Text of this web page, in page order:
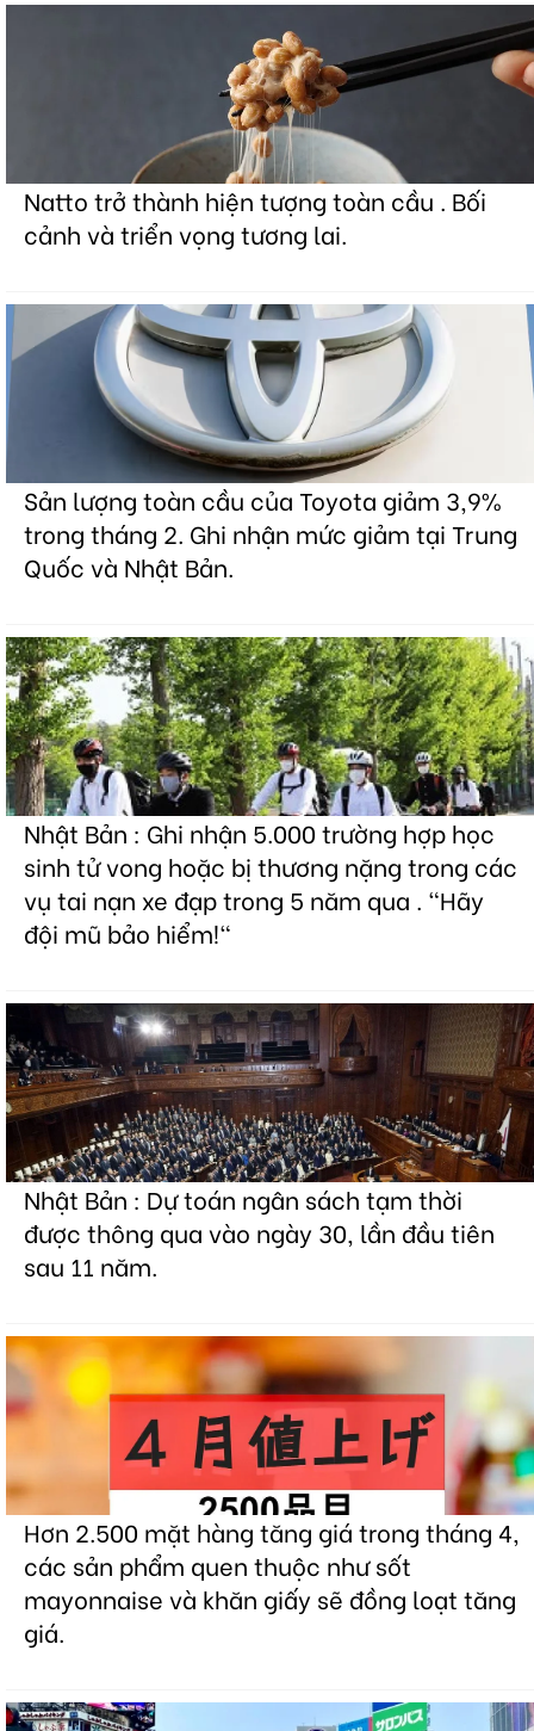
Natto trở thành hiện tượng toàn cầu . Bối
cảnh và triển vọng tương lai.
Sản lượng toàn cầu của Toyota giảm 3,9%
trong tháng 2. Ghi nhận mức giảm tại Trung
Quốc và Nhật Bản.
Nhật Bản : Ghi nhận 5.000 trường hợp học
sinh tử vong hoặc bị thương nặng trong các
vụ tai nạn xe đạp trong 5 năm qua . "Hãy
đội mũ bảo hiểm!"
Nhật Bản : Dự toán ngân sách tạm thời
được thông qua vào ngày 30, lần đầu tiên
sau 11 năm.
Hơn 2.500 mặt hàng tăng giá trong tháng 4,
các sản phẩm quen thuộc như sốt
mayonnaise và khăn giấy sẽ đồng loạt tăng
giá.